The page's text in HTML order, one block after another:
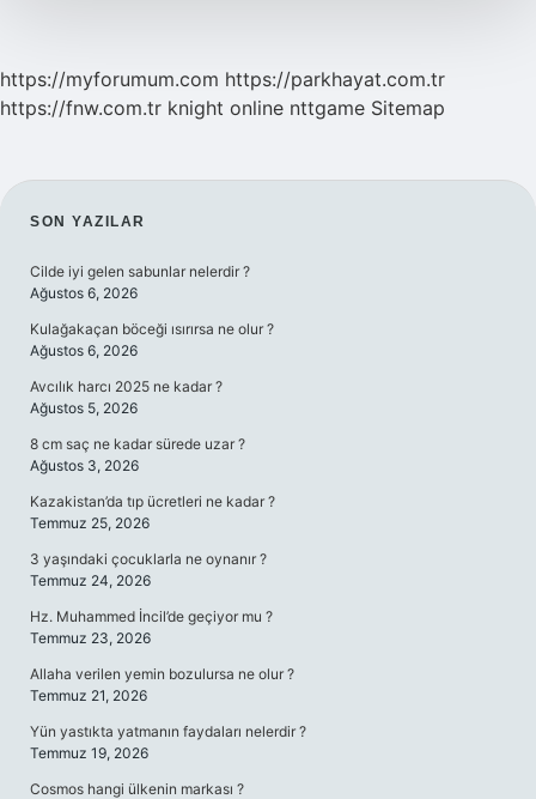
https://myforumum.com https://parkhayat.com.tr
https://fnw.com.tr knight online nttgame Sitemap
SIDEBAR
SON YAZILAR
Cilde iyi gelen sabunlar nelerdir ?
Ağustos 6, 2026
Kulağakaçan böceği ısırırsa ne olur ?
Ağustos 6, 2026
Avcılık harcı 2025 ne kadar ?
Ağustos 5, 2026
8 cm saç ne kadar sürede uzar ?
Ağustos 3, 2026
Kazakistan’da tıp ücretleri ne kadar ?
Temmuz 25, 2026
3 yaşındaki çocuklarla ne oynanır ?
Temmuz 24, 2026
Hz. Muhammed İncil’de geçiyor mu ?
Temmuz 23, 2026
Allaha verilen yemin bozulursa ne olur ?
Temmuz 21, 2026
Yün yastıkta yatmanın faydaları nelerdir ?
Temmuz 19, 2026
Cosmos hangi ülkenin markası ?